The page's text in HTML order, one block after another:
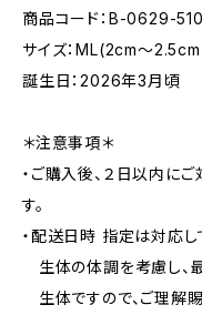
商品コード：B-0629-
サイズ：ML(2cm〜
誕生日：2026年3月頃
＊注意事項＊
・ご購入後、２日以内に
す。
・配送日時 指定は対応し
生体の体調を考慮し、
生体ですので、ご理解